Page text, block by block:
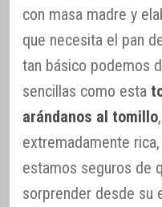
con masa madre y
que necesita el pan
tan básico podemos
sencillas como esta
arándanos al tomillo
extremadamente
estamos seguros de
sorprender desde su